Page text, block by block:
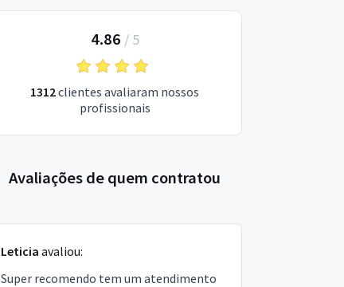
4.86 / 5
1312clientes avaliaram nossos
profissionais
Avaliações de quem contratou
Leticia avaliou:
Super recomendo tem um atendimento